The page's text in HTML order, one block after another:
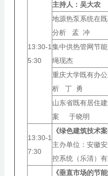
13:30-1
5:30
主持人： 吴大农
地源热泵系统在
分析 孟 冲
集中供热管网
绳现杰
重庆大学既有办
析 丁 勇
山东省既有居住
案 于晓明
13:30-1
7:30
《绿色建筑技术
主办单位：安徽
控系统（乐清）
《垂直市场的节